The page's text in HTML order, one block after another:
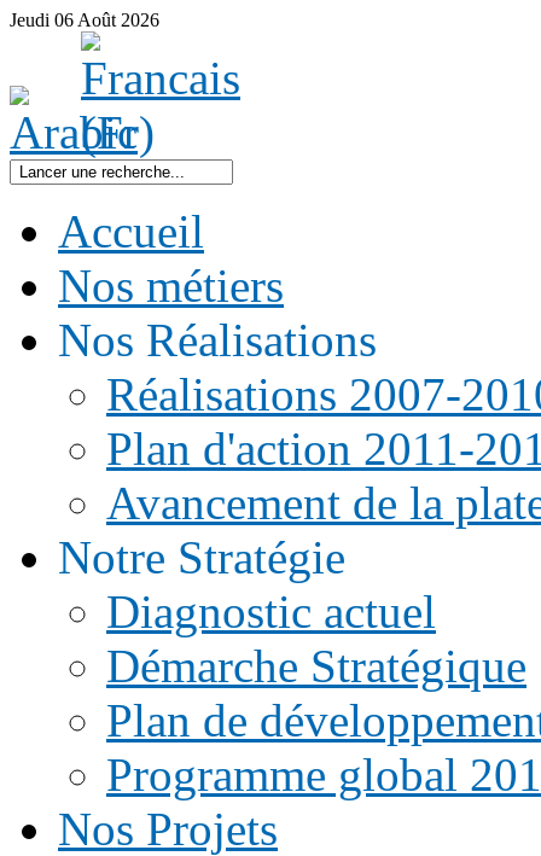
Jeudi 06 Août 2026
Accueil
Nos métiers
Nos Réalisations
Réalisations 2007-
Plan d'action 2011-
Avancement de la
Notre Stratégie
Diagnostic actuel
Démarche Stratégique
Plan de
Programme global
Nos Projets